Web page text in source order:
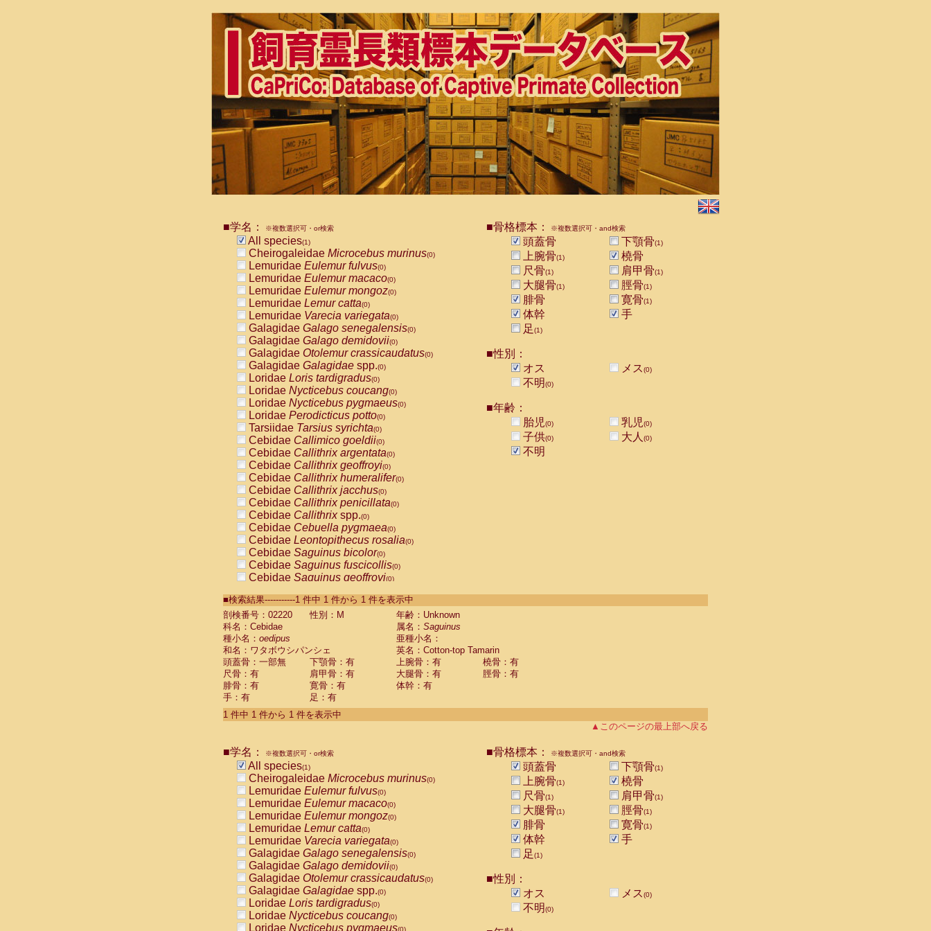
■学名： ※複数選択可・or検索
All species(1)
Cheirogaleidae Microcebus murinus(0)
Lemuridae Eulemur fulvus(0)
Lemuridae Eulemur macaco(0)
Lemuridae Eulemur mongoz(0)
Lemuridae Lemur catta(0)
Lemuridae Varecia variegata(0)
Galagidae Galago senegalensis(0)
Galagidae Galago demidovii(0)
Galagidae Otolemur crassicaudatus(0)
Galagidae Galagidae spp.(0)
Loridae Loris tardigradus(0)
Loridae Nycticebus coucang(0)
Loridae Nycticebus pygmaeus(0)
Loridae Perodicticus potto(0)
Tarsiidae Tarsius syrichta(0)
Cebidae Callimico goeldii(0)
Cebidae Callithrix argentata(0)
Cebidae Callithrix geoffroyi(0)
Cebidae Callithrix humeralifer(0)
Cebidae Callithrix jacchus(0)
Cebidae Callithrix penicillata(0)
Cebidae Callithrixspp.(0)
Cebidae Cebuella pygmaea(0)
Cebidae Leontopithecus rosalia(0)
Cebidae Saguinus bicolor(0)
Cebidae Saguinus fuscicollis(0)
Cebidae Saguinus geoffroyi(0)
CebidaeSaguinus labiatus(0)
Cebidae Saguinus leucopus (0)
Cebidae
Cebidae
CebidaeSaguinus nigricollis (0)
Cebidae Saguinus oedipus
Cebidae Saguinus weddelli
Cebidae Saguinusspp.
Cebidae Aotus trivirgatus
Cebidae Cebus albifrons
CebidaeCebus nigrivittatus
CebidaeCebus
CebidaeSaimiri boliviensis(0)
CebidaeSaimiri sciureus(0)
AtelidaeAlouatta caraya(0)
AtelidaeAlouatta fusca(0)
AtelidaeAlouatta seniculus
AtelidaeAlouattaspp.(0)
AtelidaeAteles belzebuth(0)
AtelidaeAteles geoffroyi(0)
AtelidaeAteles paniscus(0)
AtelidaeAtelesspp.(0)
Atelidae Lagothrix lagothricha
AtelidaeLagothrix lagothricha cana
PitheciidaeCacajao calvus rubicundus
■骨格標本： ※複数選択可・and検索
頭蓋骨 下顎骨(1)
上腕骨(1)
橈骨
尺骨(1) 肩甲骨(1)
大腿骨(1) 脛骨(1)
腓骨 寛骨(1)
体幹
手
足(1)
■性別：
オス
メス(0)
不明(0)
■年齢：
胎児(0) 乳児(0)
子供(0) 大人 (0)
不明
■検索結果-----------1 件中 1 件から 1 件を表示中
剖検番号：02220
性別：M
年齢：Unknown
科名：Cebidae
属名： Saguinus
種小名： oedipus
亜種小名：
和名：ワタボウシパンシェ
英名：Cotton-top Tamarin
頭蓋骨：一部無
下顎骨：有 上腕骨：有
橈骨：有
尺骨：有
肩甲骨：有 大腿骨：有
脛骨：有
腓骨：有
寛骨：有
体幹：有
手：有
足：有
1 件中 1 件から 1 件を表示中
▲このページの最上部へ戻る
■学名： ※複数選択可・or検索
All species(1)
Cheirogaleidae Microcebus murinus(0)
Lemuridae Eulemur fulvus(0)
Lemuridae Eulemur macaco(0)
Lemuridae Eulemur mongoz(0)
Lemuridae Lemur catta(0)
Lemuridae Varecia variegata(0)
Galagidae Galago senegalensis(0)
Galagidae Galago demidovii(0)
Galagidae Otolemur crassicaudatus(0)
Galagidae Galagidae spp.(0)
Loridae Loris tardigradus(0)
Loridae Nycticebus coucang(0)
Loridae Nycticebus pygmaeus(0)
■骨格標本： ※複数選択可・and検索
頭蓋骨 下顎骨(1)
上腕骨(1)
橈骨
尺骨(1) 肩甲骨(1)
大腿骨(1) 脛骨(1)
腓骨 寛骨(1)
体幹
手
足(1)
■性別：
オス
メス(0)
不明(0)